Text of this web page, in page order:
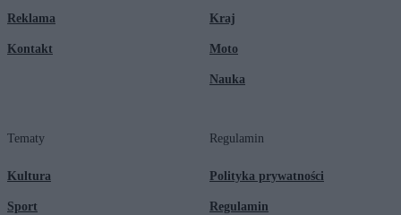
Reklama
Kontakt
Kraj
Moto
Nauka
Tematy
Kultura
Sport
Regulamin
Polityka prywatności
Regulamin